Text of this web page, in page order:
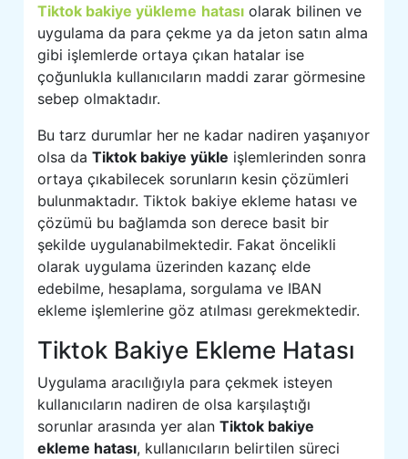
Tiktok bakiye yükleme hatası olarak bilinen ve
uygulama da para çekme ya da jeton satın alma
gibi işlemlerde ortaya çıkan hatalar ise
çoğunlukla kullanıcıların maddi zarar görmesine
sebep olmaktadır.
Bu tarz durumlar her ne kadar nadiren yaşanıyor
olsa daTiktok bakiye yükle işlemlerinden sonra
ortaya çıkabilecek sorunların kesin çözümleri
bulunmaktadır. Tiktok bakiye ekleme hatası ve
çözümü bu bağlamda son derece basit bir
şekilde uygulanabilmektedir. Fakat öncelikli
olarak uygulama üzerinden kazanç elde
edebilme, hesaplama, sorgulama ve IBAN
ekleme işlemlerine göz atılması gerekmektedir.
Tiktok Bakiye Ekleme Hatası
Uygulama aracılığıyla para çekmek isteyen
kullanıcıların nadiren de olsa karşılaştığı
sorunlar arasında yer alanTiktok bakiye
ekleme hatası, kullanıcıların belirtilen süreci